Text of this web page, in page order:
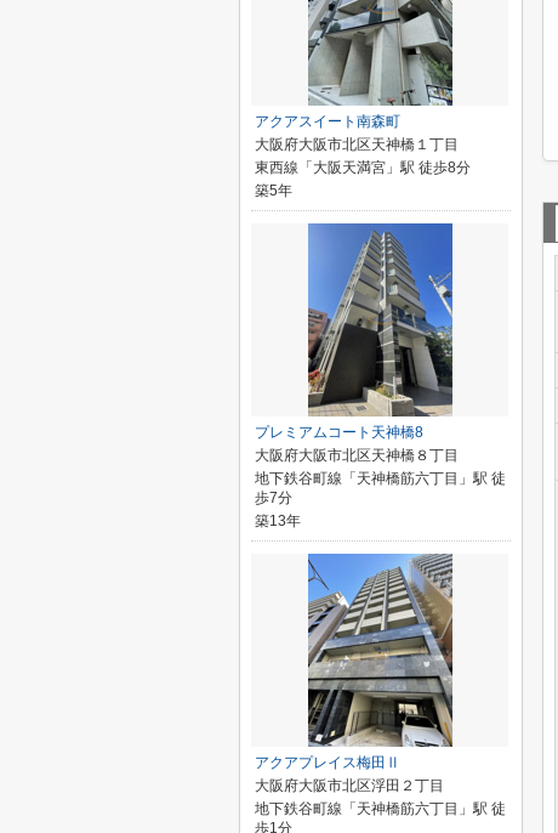
アクアスイート南森町
大阪府大阪市北区天神橋１丁目
東西線「大阪天満宮」駅 徒歩8分
築5年
プレミアムコート天神橋8
大阪府大阪市北区天神橋８丁目
地下鉄谷町線「天神橋筋六丁目」駅 徒
歩7分
築13年
アクアプレイス梅田Ⅱ
大阪府大阪市北区浮田２丁目
地下鉄谷町線「天神橋筋六丁目」駅 徒
歩1分